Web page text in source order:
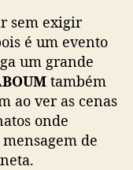
s
h
o
w
p
a
r
sem exigir
é um evento
um grande
também
ao ver as cenas
onde
de